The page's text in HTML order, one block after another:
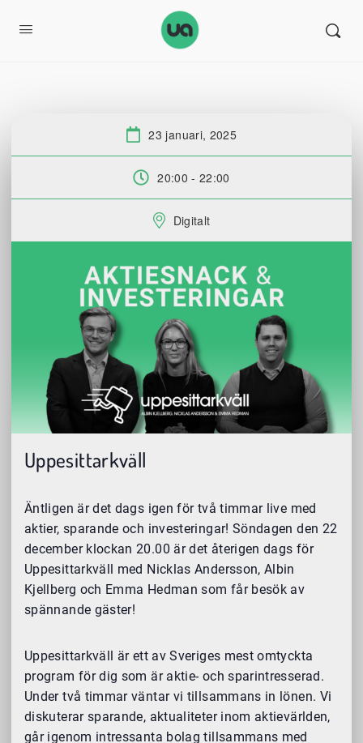
Datum:
23 januari, 2025
Tid:
20:00 - 22:00
Plats:
Digitalt
Uppesittarkväll
Äntligen är det dags igen för två timmar live med
aktier, sparande och investeringar! Söndagen den 22
december klockan 20.00 är det återigen dags för
Uppesittarkväll med Nicklas Andersson, Albin
Kjellberg och Emma Hedman som får besök av
spännande gäster!
Uppesittarkväll är ett av Sveriges mest omtyckta
program för dig som är aktie- och sparintresserad.
Under två timmar väntar vi tillsammans in lönen. Vi
diskuterar sparande, aktualiteter inom aktievärlden,
går igenom intressanta bolag tillsammans med